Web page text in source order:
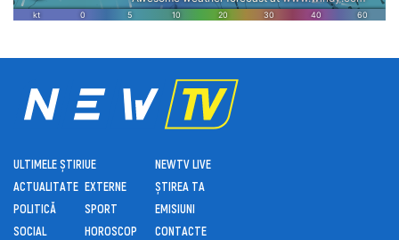
ULTIMELE ȘTIRI
ACTUALITATE
POLITICĂ
SOCIAL
UE
EXTERNE
SPORT
HOROSCOP
NEWTV LIVE
ȘTIREA TA
EMISIUNI
CONTACTE